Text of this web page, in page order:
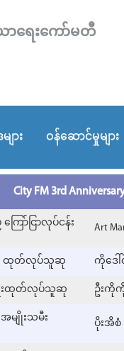
ရေးကော်မတီ
ျား ဝန်ဆောင်မှုများ
City FM 3rd
ြော်ငြာလုပ်ငန်း
Art
ရီး ထုတ်လုပ်သူဆု ကိုဒေ
းရီးထုတ်လုပ်သူဆု ဦးကို
အမျိုးသမီး
ပိုးအိစံ